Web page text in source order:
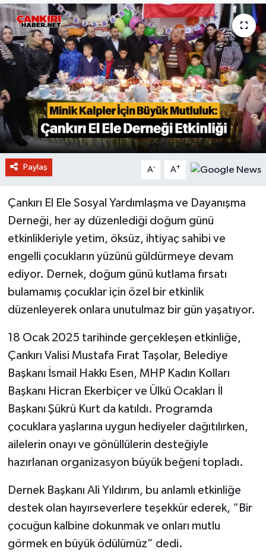
Paylaş A- A+
Çankırı El Ele Sosyal Yardımlaşma ve Dayanışma
Derneği, her ay düzenlediği doğum günü
etkinlikleriyle yetim, öksüz, ihtiyaç sahibi ve
engelli çocukların yüzünü güldürmeye devam
ediyor. Dernek, doğum günü kutlama fırsatı
bulamamış çocuklar için özel bir etkinlik
düzenleyerek onlara unutulmaz bir gün yaşatıyor.
18 Ocak 2025 tarihinde gerçekleşen etkinliğe,
Çankırı Valisi Mustafa Fırat Taşolar, Belediye
Başkanı İsmail Hakkı Esen, MHP Kadın Kolları
Başkanı Hicran Ekerbiçer ve Ülkü Ocakları İl
Başkanı Şükrü Kurt da katıldı. Programda
çocuklara yaşlarına uygun hediyeler dağıtılırken,
ailelerin onayı ve gönüllülerin desteğiyle
hazırlanan organizasyon büyük beğeni topladı.
Dernek Başkanı Ali Yıldırım, bu anlamlı etkinliğe
destek olan hayırseverlere teşekkür ederek, “Bir
çocuğun kalbine dokunmak ve onları mutlu
görmek en büyük ödülümüz” dedi.